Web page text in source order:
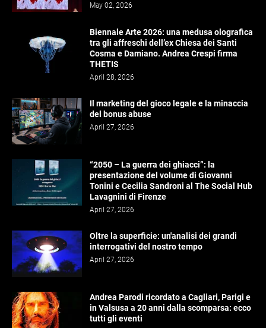
May 02, 2026
Biennale Arte 2026: una medusa olografica
tra gli affreschi dell’ex Chiesa dei Santi
Cosma e Damiano. Andrea Crespi firma
THETIS
April 28, 2026
Il marketing del gioco legale e la minaccia
del bonus abuse
April 27, 2026
“2050 – La guerra dei ghiacci”: la
presentazione del volume di Giovanni
Tonini e Cecilia Sandroni al The Social Hub
Lavagnini di Firenze
April 27, 2026
Oltre la superficie: un'analisi dei grandi
interrogativi del nostro tempo
April 27, 2026
Andrea Parodi ricordato a Cagliari, Parigi e
in Valsusa a 20 anni dalla scomparsa: ecco
tutti gli eventi